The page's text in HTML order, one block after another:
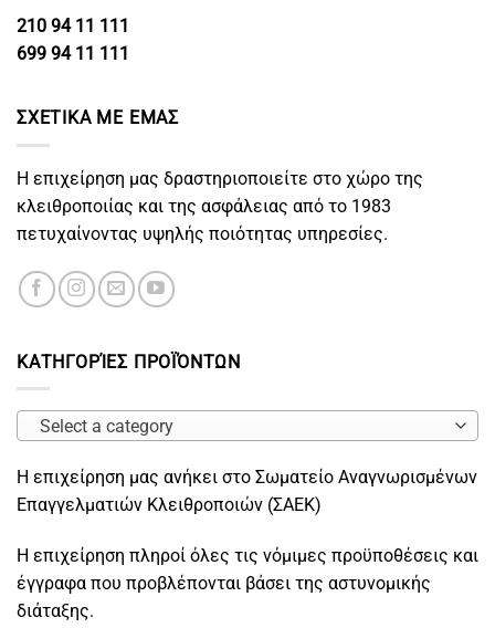
210 94 11 111
699 94 11 111
ΣΧΕΤΙΚΑ ΜΕ ΕΜΑΣ
Η επιχείρηση μας δραστηριοποιείτε στο χώρο της
κλειθροποιίας και της ασφάλειας από το 1983
πετυχαίνοντας υψηλής ποιότητας υπηρεσίες.
ΚΑΤΗΓΟΡΊΕΣ ΠΡΟΪΌΝΤΩΝ
Select a category
Η επιχείρηση μας ανήκει στο Σωματείο Αναγνωρισμένων
Επαγγελματιών Κλειθροποιών (ΣΑΕΚ)
Η επιχείρηση πληροί όλες τις νόμιμες προϋποθέσεις και
έγγραφα που προβλέπονται βάσει της αστυνομικής
διάταξης.